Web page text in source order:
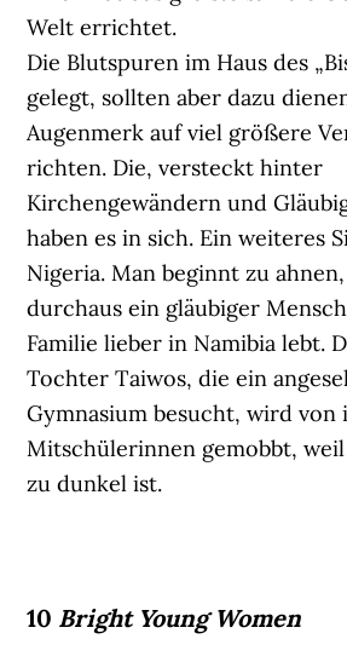
Welt errichtet.
Die Blutspuren im Haus des
gelegt, sollten aber dazu
Augenmerk auf viel größere
richten. Die, versteckt hinter
Kirchengewändern und
haben es in sich. Ein weiteres
Nigeria. Man beginnt zu
durchaus ein gläubiger
Familie lieber in Namibia lebt.
Tochter Taiwos, die ein
Gymnasium besucht, wird von
Mitschülerinnen gemobbt,
zu dunkel ist.
10 Bright Young Women